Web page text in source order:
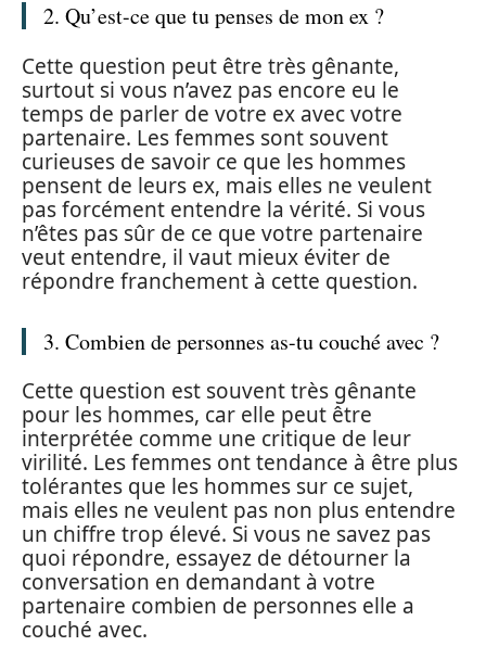
2. Qu’est-ce que tu penses de mon ex ?
Cette question peut être très gênante,
surtout si vous n’avez pas encore eu le
temps de parler de votre ex avec votre
partenaire. Les femmes sont souvent
curieuses de savoir ce que les hommes
pensent de leurs ex, mais elles ne veulent
pas forcément entendre la vérité. Si vous
n’êtes pas sûr de ce que votre partenaire
veut entendre, il vaut mieux éviter de
répondre franchement à cette question.
3. Combien de personnes as-tu couché avec ?
Cette question est souvent très gênante
pour les hommes, car elle peut être
interprétée comme une critique de leur
virilité. Les femmes ont tendance à être plus
tolérantes que les hommes sur ce sujet,
mais elles ne veulent pas non plus entendre
un chiffre trop élevé. Si vous ne savez pas
quoi répondre, essayez de détourner la
conversation en demandant à votre
partenaire combien de personnes elle a
couché avec.